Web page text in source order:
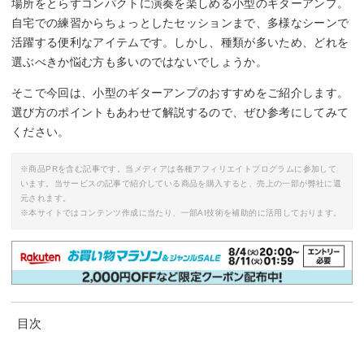
場所をとらずコンパクトに演奏を楽しめる小型のギターアンプ。
自宅での練習からちょっとしたセッションまで、多様なシーンで
活躍する便利なアイテムです。しかし、種類が多いため、どれを
選ぶべきか悩む方も多いのではないでしょうか。
そこで今回は、小型のギターアンプのおすすめをご紹介します。
選び方のポイントもあわせて解説するので、ぜひ参考にしてみて
ください。
※商品PRを含む記事です。当メディアは各種アフィリエイトプログラムに参加して
います。当サービスの記事で紹介している商品を購入すると、売上の一部が弊社に還
元されます。
※本サイトではコンテンツ作成に当たり、一部AI技術を補助的に活用しております。
目次